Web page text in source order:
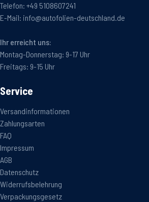
Telefon: +49 5108607241
E-Mail: info@autofolien-deutschland.de
Ihr erreicht uns:
Montag-Donnerstag: 9-17 Uhr
Freitags: 9-15 Uhr
Service
Versandinformationen
Zahlungsarten
FAQ
Impressum
AGB
Datenschutz
Widerrufsbelehrung
Verpackungsgesetz